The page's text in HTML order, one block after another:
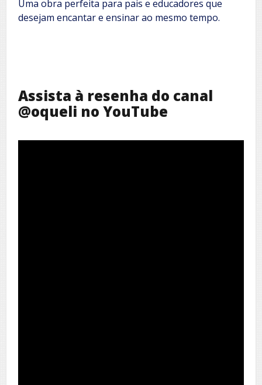
Uma obra perfeita para pais e educadores que
desejam encantar e ensinar ao mesmo tempo.
Assista à resenha do canal
@oqueli no YouTube